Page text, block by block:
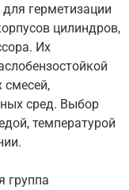
герметизации
цилиндров,
Их
смесей,
сред. Выбор
температурой
группа